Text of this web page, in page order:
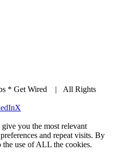
* Get Wired | All Rights
X
you the most relevant
and repeat visits. By
use of ALL the cookies.